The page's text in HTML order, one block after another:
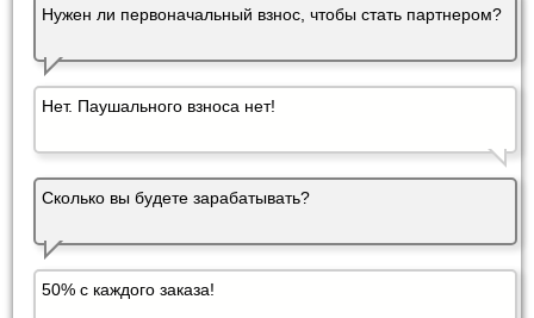
Нужен ли первоначальный взнос, чтобы стать партнером?
Нет. Паушального взноса нет!
Сколько вы будете зарабатывать?
50% с каждого заказа!